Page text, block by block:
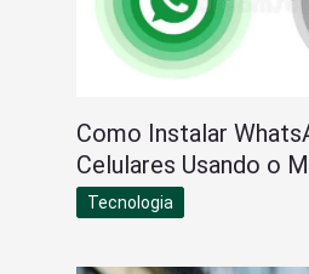
Como Instalar
Celulares Usando o
Tecnologia